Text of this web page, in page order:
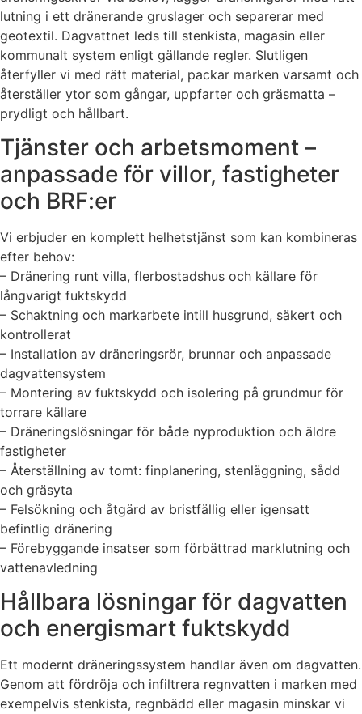
lutning i ett dränerande gruslager och separerar med
geotextil. Dagvattnet leds till stenkista, magasin eller
kommunalt system enligt gällande regler. Slutligen
återfyller vi med rätt material, packar marken varsamt och
återställer ytor som gångar, uppfarter och gräsmatta –
prydligt och hållbart.
Tjänster och arbetsmoment –
anpassade för villor, fastigheter
och BRF:er
Vi erbjuder en komplett helhetstjänst som kan kombineras
efter behov:
– Dränering runt villa, flerbostadshus och källare för
långvarigt fuktskydd
– Schaktning och markarbete intill husgrund, säkert och
kontrollerat
– Installation av dräneringsrör, brunnar och anpassade
dagvattensystem
– Montering av fuktskydd och isolering på grundmur för
torrare källare
– Dräneringslösningar för både nyproduktion och äldre
fastigheter
– Återställning av tomt: finplanering, stenläggning, sådd
och gräsyta
– Felsökning och åtgärd av bristfällig eller igensatt
befintlig dränering
– Förebyggande insatser som förbättrad marklutning och
vattenavledning
Hållbara lösningar för dagvatten
och energismart fuktskydd
Ett modernt dräneringssystem handlar även om dagvatten.
Genom att fördröja och infiltrera regnvatten i marken med
exempelvis stenkista, regnbädd eller magasin minskar vi